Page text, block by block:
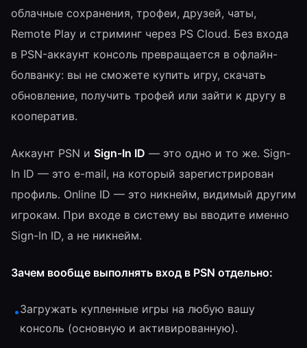
облачные сохранения, трофеи, друзей, чаты,
Remote Play и стриминг через PS Cloud. Без входа
в PSN-аккаунт консоль превращается в офлайн-
болванку: вы не сможете купить игру, скачать
обновление, получить трофей или зайти к другу в
кооператив.
Аккаунт PSN и Sign-In ID — это одно и то же. Sign-
In ID — это e-mail, на который зарегистрирован
профиль. Online ID — это никнейм, видимый другим
игрокам. При входе в систему вы вводите именно
Sign-In ID, а не никнейм.
Зачем вообще выполнять вход в PSN отдельно:
•Загружать купленные игры на любую вашу
консоль (основную и активированную).